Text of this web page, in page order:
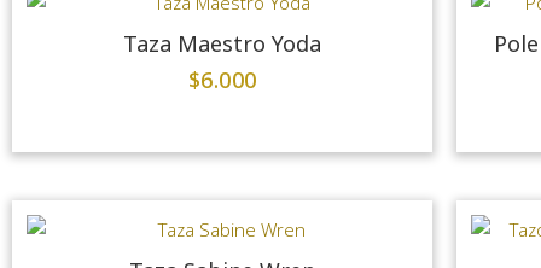
Taza Maestro Yoda
$6.000